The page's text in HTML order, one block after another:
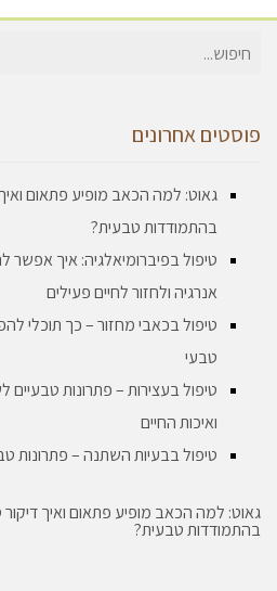
חיפוש
פוסטים אחרונים
גאוט: למה הכאב מופיע פתאום ואיך
בהתמודדות טבעית?
טיפול בפיברומיאלגיה: איך
אנרגיה ולחזור לחיים פעילים
טיפול בכאבי מחזור – כך תוכלי
טבעי
טיפול בעצירות – פתרונות טבעיים
ואיכות החיים
טיפול בבעיות השתנה – פתרונות
גאוט: למה הכאב מופיע פתאום ואיך דיקור
בהתמודדות טבעית?